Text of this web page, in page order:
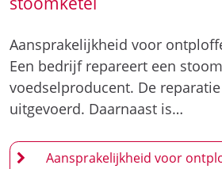
Aansprakelijkheid voor
Een bedrijf repareert een
voedselproducent. De
uitgevoerd. Daarnaast is…
Aansprakelijkheid voor